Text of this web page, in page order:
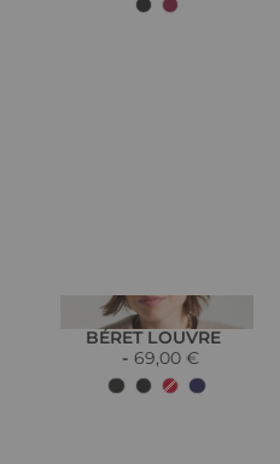
BÉRET LOUVRE
69,00 €